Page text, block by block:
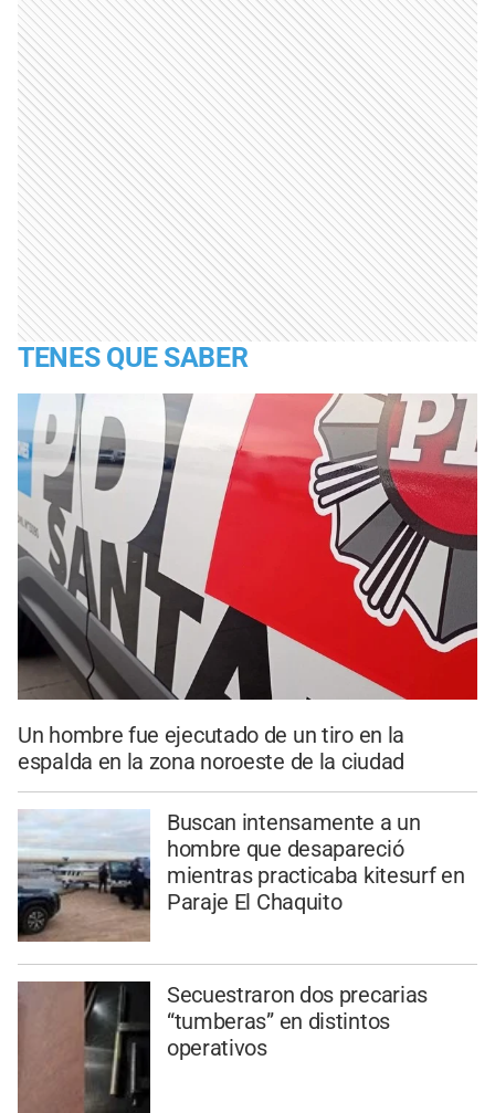
TENES QUE SABER
Un hombre fue ejecutado de un tiro en la
espalda en la zona noroeste de la ciudad
Buscan intensamente a un
hombre que desapareció
mientras practicaba kitesurf en
Paraje El Chaquito
Secuestraron dos precarias
“tumberas” en distintos
operativos